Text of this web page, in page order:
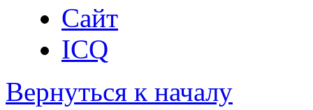
Сайт
ICQ
Вернуться к началу